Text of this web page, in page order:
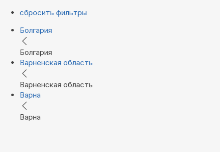
сбросить фильтры
Болгария
Болгария
Варненская область
Варненская область
Варна
Варна